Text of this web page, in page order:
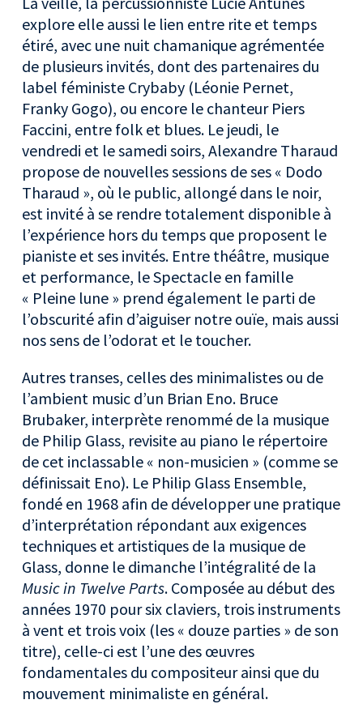
explore elle aussi le lien entre rite et temps
étiré, avec une nuit chamanique agrémentée
de plusieurs invités, dont des partenaires du
label féministe Crybaby (Léonie Pernet,
Franky Gogo), ou encore le chanteur Piers
Faccini, entre folk et blues. Le jeudi, le
vendredi et le samedi soirs, Alexandre Tharaud
propose de nouvelles sessions de ses « Dodo
Tharaud », où le public, allongé dans le noir,
est invité à se rendre totalement disponible à
l’expérience hors du temps que proposent le
pianiste et ses invités. Entre théâtre, musique
et performance, le Spectacle en famille
« Pleine lune » prend également le parti de
l’obscurité afin d’aiguiser notre ouïe, mais aussi
nos sens de l’odorat et le toucher.
Autres transes, celles des minimalistes ou de
l’ambient music d’un Brian Eno. Bruce
Brubaker, interprète renommé de la musique
de Philip Glass, revisite au piano le répertoire
de cet inclassable « non-musicien » (comme se
définissait Eno). Le Philip Glass Ensemble,
fondé en 1968 afin de développer une pratique
d’interprétation répondant aux exigences
techniques et artistiques de la musique de
Glass, donne le dimanche l’intégralité de la
Music in Twelve Parts. Composée au début des
années 1970 pour six claviers, trois instruments
à vent et trois voix (les « douze parties » de son
titre), celle-ci est l’une des œuvres
fondamentales du compositeur ainsi que du
mouvement minimaliste en général.